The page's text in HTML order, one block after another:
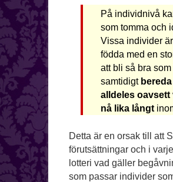
På individnivå
som tomma och
Vissa individer
födda med en
att bli så bra
samtidigt
alldeles
nå lika långt
Detta är en orsak till att
förutsättningar och i
lotteri vad gäller
som passar individer